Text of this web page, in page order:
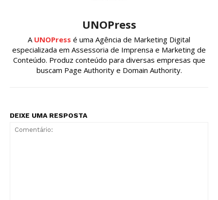
UNOPress
A UNOPress é uma Agência de Marketing Digital
especializada em Assessoria de Imprensa e Marketing de
Conteúdo. Produz conteúdo para diversas empresas que
buscam Page Authority e Domain Authority.
DEIXE UMA RESPOSTA